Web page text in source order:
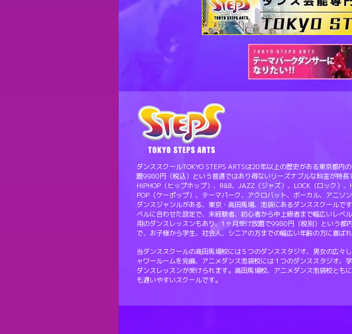
ダンススクールTOKYO STEPS ARTSは20年以上の歴史がある東京都内
題9980円（税込）という普通ではあり得ないリーズナブルな料金が特
HIPHOP（ヒップホップ）、R&B、JAZZ（ジャズ）、LOCK（ロック）
POP（ケーポップ）、テーマパーク、アクロバット、ボーカル、アニソ
ダンスジャンルがある、東京・高田馬場、池袋にあるダンススクールで
ベルに合わせた設定で、未経験者、初心者から中上級者まで幅広いレベ
用のダンスレッスンもあり、1ヶ月受け放題で9980円（税別）という都
で、お子様から学生、社会人、シニアの方までの幅広い年齢の方に喜ば
当ダンススクールの高田馬場校には５つのダンススタジオ、男女の広々
ャワールームを完備、アニメダンス池袋校には１つのダンススタジオ、
ダンスレッスンが受けられます。高田馬場校、アニメダンス池袋校とも
も通いやすいスクールです。